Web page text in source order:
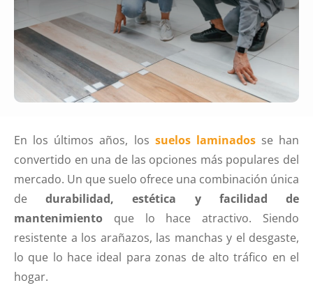
En los últimos años, los suelos laminadosse han
convertido en una de las opciones más populares del
mercado. Un que suelo ofrece una combinación única
dedurabilidad, estética y facilidad de
mantenimiento que lo hace atractivo. Siendo
resistente a los arañazos, las manchas y el desgaste,
lo que lo hace ideal para zonas de alto tráfico en el
hogar.